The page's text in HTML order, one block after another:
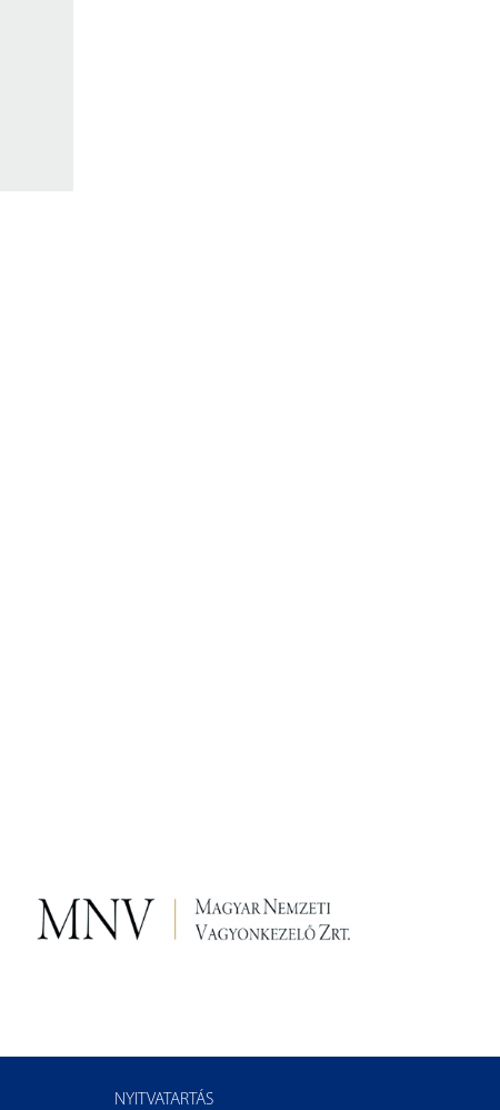
NYITVATARTÁS